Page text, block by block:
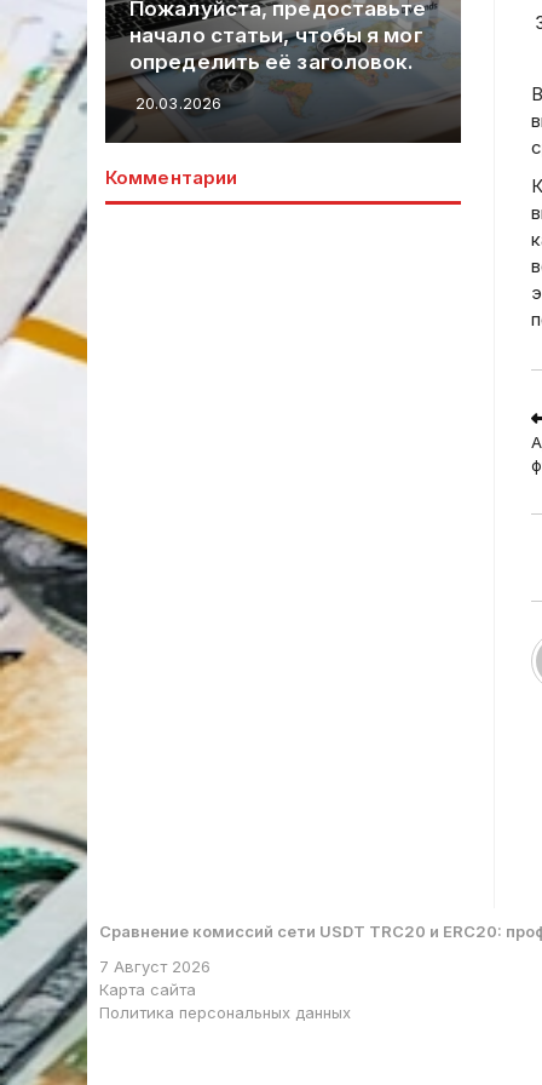
предоставьте
статьи, чтобы я мог
её заголовок.
символов.
внимательно
что в начале
20.03.2026
Комментарии
Сравнение комиссий сети USDT TRC20 и ERC20:
7 Август 2026
Карта сайта
Политика персональных данных